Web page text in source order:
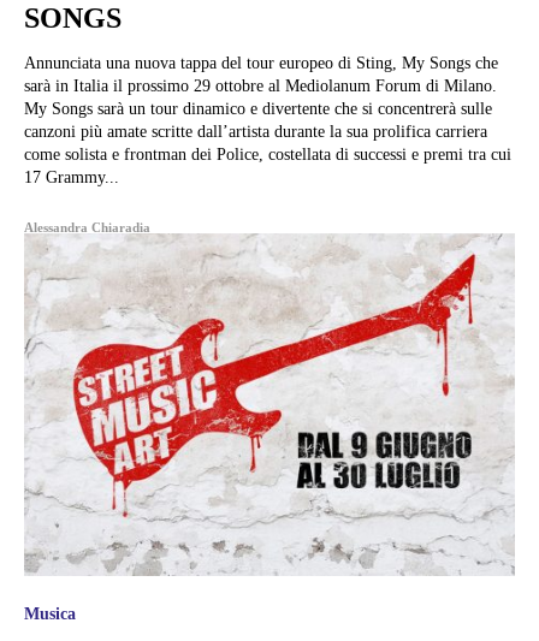
SONGS
Annunciata una nuova tappa del tour europeo di Sting, My Songs che
sarà in Italia il prossimo 29 ottobre al Mediolanum Forum di Milano.
My Songs sarà un tour dinamico e divertente che si concentrerà sulle
canzoni più amate scritte dall’artista durante la sua prolifica carriera
come solista e frontman dei Police, costellata di successi e premi tra cui
17 Grammy...
Alessandra Chiaradia
Musica